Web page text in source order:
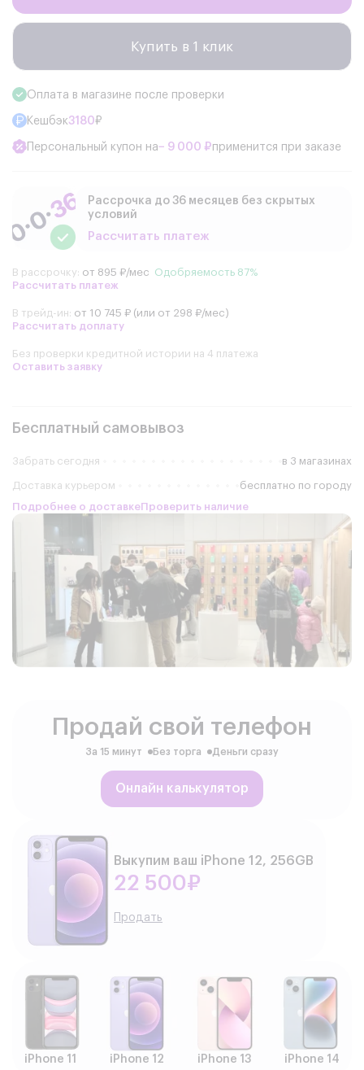
Купить в 1 клик
Оплата в магазине после проверки
Кешбэк3180₽
Персональный купон на− 9 000 ₽применится при заказе
Рассрочка до 36 месяцев без скрытых
условий
Рассчитать платеж
В рассрочку: от 895 ₽/мес Одобряемость 87%
Рассчитать платеж
В трейд-ин: от 10 745 ₽ (или от 298 ₽/мес)
Рассчитать доплату
Без проверки кредитной истории на 4 платежа
Оставить заявку
Бесплатный самовывоз
Забрать сегодня в 3 магазинах
Доставка курьером
бесплатно по городу
Подробнее о доставкеПроверить наличие
Продай свой телефон
За 15 минут Без торга Деньги сразу
Онлайн калькулятор
Выкупим ваш iPhone 12, 256GB
22 500₽
Продать
iPhone 11 iPhone 12 iPhone 13 iPhone 14